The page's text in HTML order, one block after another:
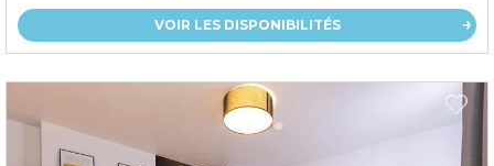
VOIR LES DISPONIBILITÉS